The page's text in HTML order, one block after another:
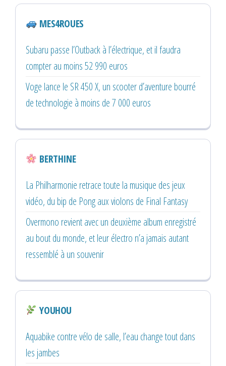
MES4ROUES
Subaru passe l’Outback à l’électrique, et il faudra
compter au moins 52 990 euros
Voge lance le SR 450 X, un scooter d’aventure bourré
de technologie à moins de 7 000 euros
BERTHINE
La Philharmonie retrace toute la musique des jeux
vidéo, du bip de Pong aux violons de Final Fantasy
Overmono revient avec un deuxième album enregistré
au bout du monde, et leur électro n’a jamais autant
ressemblé à un souvenir
YOUHOU
Aquabike contre vélo de salle, l’eau change tout dans
les jambes